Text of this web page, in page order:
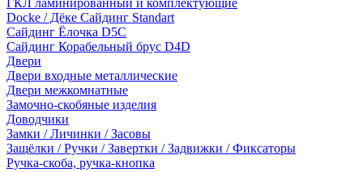
ГКЛ ламинированный и комплектующие
Docke / Дёке Сайдинг Standart
Сайдинг Ёлочка D5C
Сайдинг Корабельный брус D4D
Двери
Двери входные металлические
Двери межкомнатные
Замочно-скобяные изделия
Доводчики
Замки / Личинки / Засовы
Защёлки / Ручки / Завертки / Задвижки / Фиксаторы
Ручка-скоба, ручка-кнопка